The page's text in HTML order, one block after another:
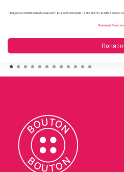
Как выбрать фурнитуру для
Продолжая использовать наш сайт, вы даете согласие на обработку файлов cookie,
Политикой